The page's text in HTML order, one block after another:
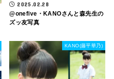
2025.02.28
@onefive・KANOさんと森先生の
ズッ友写真
KANO(藤平華乃)